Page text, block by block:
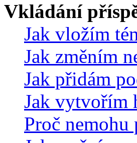
Vkládání
Jak vložím
Jak změním
Jak přidám
Jak vytvořím
Proč